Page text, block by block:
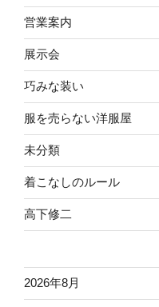
営業案内
展示会
巧みな装い
服を売らない洋服屋
未分類
着こなしのルール
高下修二
2026年8月